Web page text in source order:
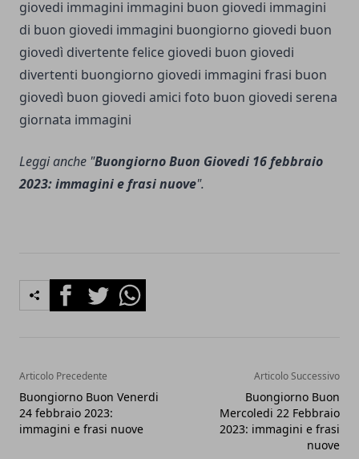
Leggi anche "Buongiorno Buon Giovedi 16 febbraio
2023: immagini e frasi nuove".
FacebookTwitterWhatsapp
Articolo Precedente
Buongiorno Buon Venerdi
24 febbraio 2023:
immagini e frasi nuove
Articolo Successivo
Buongiorno Buon
Mercoledi 22 Febbraio
2023: immagini e frasi
nuove